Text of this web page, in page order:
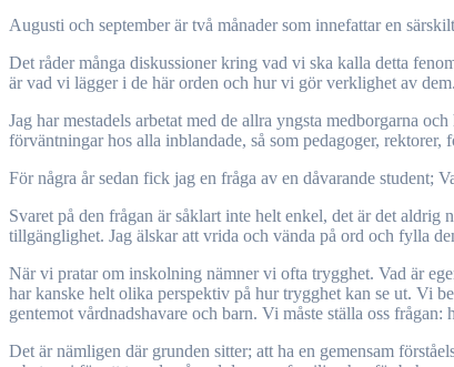
Augusti och september är två månader som innefattar en
Det råder många diskussioner kring vad vi ska kalla detta
är vad vi lägger i de här orden och hur vi gör verklighet av
Jag har mestadels arbetat med de allra yngsta medborgarna
förväntningar hos alla inblandade, så som pedagoger,
För några år sedan fick jag en fråga av en dåvarande student;
Svaret på den frågan är såklart inte helt enkel, det är det
tillgänglighet. Jag älskar att vrida och vända på ord och fylla
När vi pratar om inskolning nämner vi ofta trygghet. Vad är
har kanske helt olika perspektiv på hur trygghet kan se ut. Vi
gentemot vårdnadshavare och barn. Vi måste ställa oss frågan:
Det är nämligen där grunden sitter; att ha en gemensam